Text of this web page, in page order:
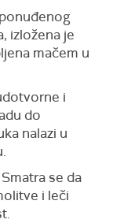
izložena je
mačem u
i
do
nalazi u
se da
i leči